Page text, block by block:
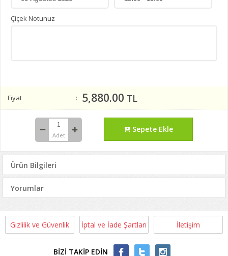
Çiçek Notunuz
Fiyat 5,880.00 TL
Adet
Sepete Ekle
Ürün Bilgileri
Yorumlar
Gizlilik ve Güvenlik İptal ve İade Şartları İletişim
BİZİ TAKİP EDİN